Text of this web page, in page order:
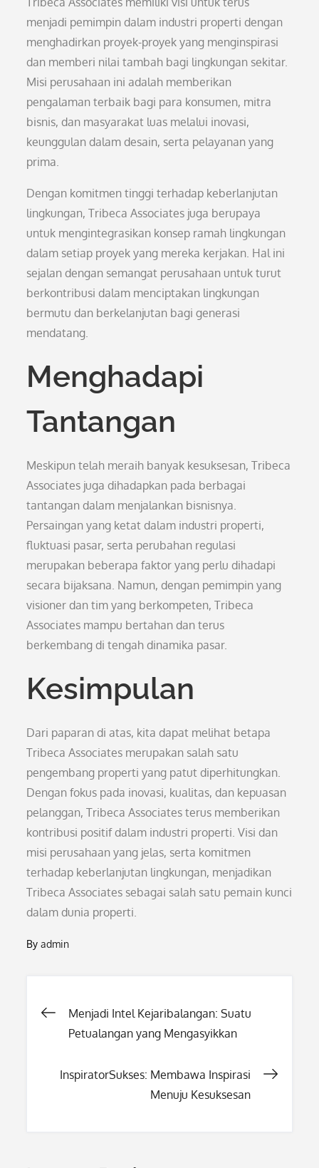
menjadi pemimpin dalam industri properti dengan
menghadirkan proyek-proyek yang menginspirasi
dan memberi nilai tambah bagi lingkungan sekitar.
Misi perusahaan ini adalah memberikan
pengalaman terbaik bagi para konsumen, mitra
bisnis, dan masyarakat luas melalui inovasi,
keunggulan dalam desain, serta pelayanan yang
prima.
Dengan komitmen tinggi terhadap keberlanjutan
lingkungan, Tribeca Associates juga berupaya
untuk mengintegrasikan konsep ramah lingkungan
dalam setiap proyek yang mereka kerjakan. Hal ini
sejalan dengan semangat perusahaan untuk turut
berkontribusi dalam menciptakan lingkungan
bermutu dan berkelanjutan bagi generasi
mendatang.
Menghadapi
Tantangan
Meskipun telah meraih banyak kesuksesan, Tribeca
Associates juga dihadapkan pada berbagai
tantangan dalam menjalankan bisnisnya.
Persaingan yang ketat dalam industri properti,
fluktuasi pasar, serta perubahan regulasi
merupakan beberapa faktor yang perlu dihadapi
secara bijaksana. Namun, dengan pemimpin yang
visioner dan tim yang berkompeten, Tribeca
Associates mampu bertahan dan terus
berkembang di tengah dinamika pasar.
Kesimpulan
Dari paparan di atas, kita dapat melihat betapa
Tribeca Associates merupakan salah satu
pengembang properti yang patut diperhitungkan.
Dengan fokus pada inovasi, kualitas, dan kepuasan
pelanggan, Tribeca Associates terus memberikan
kontribusi positif dalam industri properti. Visi dan
misi perusahaan yang jelas, serta komitmen
terhadap keberlanjutan lingkungan, menjadikan
Tribeca Associates sebagai salah satu pemain kunci
dalam dunia properti.
Byadmin
Post
Menjadi Intel Kejaribalangan: Suatu
Petualangan yang Mengasyikkan
InspiratorSukses: Membawa Inspirasi
Menuju Kesuksesan